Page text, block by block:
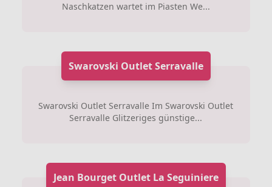
Naschkatzen wartet im Piasten We...
Swarovski Outlet Serravalle
Swarovski Outlet Serravalle Im Swarovski Outlet
Serravalle Glitzeriges günstige...
Jean Bourget Outlet La Seguiniere